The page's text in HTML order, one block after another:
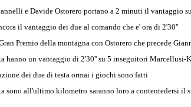
e Davide Ostorero portano a 2 minuti il vantaggio
il vantaggio dei due al comando che e' ora di 2'30''
Premio della montagna con Ostorero che precede
hanno un vantaggio di 2'30'' su 5 inseguitori
dei due di testa ormai i giochi sono fatti
sono all'ultimo kilometro saranno loro a contentedersi il